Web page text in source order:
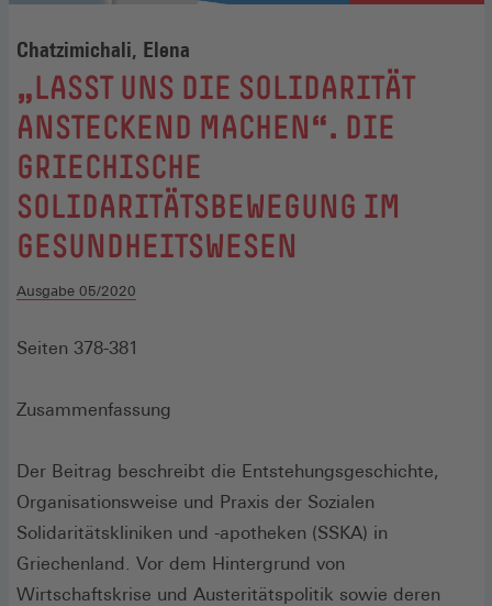
Chatzimichali, Elena
:
„LASST UNS DIE SOLIDARITÄT
ANSTECKEND MACHEN“. DIE
GRIECHISCHE
SOLIDARITÄTSBEWEGUNG IM
GESUNDHEITSWESEN
Ausgabe 05/2020
Seiten 378-381
Zusammenfassung
Der Beitrag beschreibt die Entstehungsgeschichte,
Organisationsweise und Praxis der Sozialen
Solidaritätskliniken und -apotheken (SSKA) in
Griechenland. Vor dem Hintergrund von
Wirtschaftskrise und Austeritätspolitik sowie deren